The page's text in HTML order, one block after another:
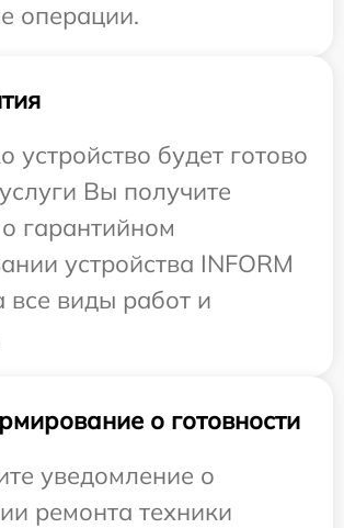
операции.
устройство будет готово
Вы получите
гарантийном
устройства INFORM
все виды работ и
о готовности
уведомление о
ремонта техники